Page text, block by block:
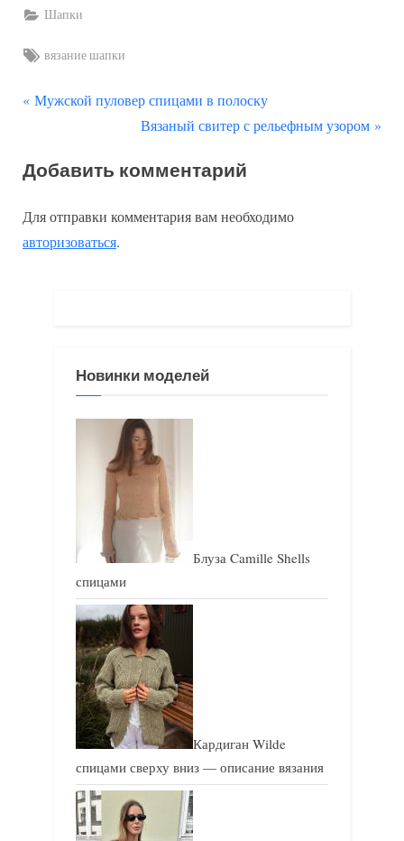
Шапки
Tags:
вязание шапки
Навигация
записям
П
д
д
у
Мужской пуловер спицами в полоску
С
е
у
а
и
с
Вязаный свитер с рельефным узором
Добавить комментарий
Для отправки комментария вам необходимо
авторизоваться.
Новинки моделей
Блуза Camille Shells
спицами
Кардиган Wilde
спицами сверху вниз — описание вязания